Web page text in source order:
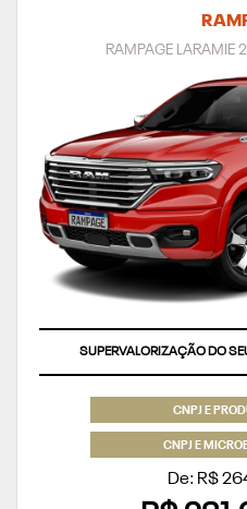
RAMPAGE LARAMIE
SUPERVALORIZAÇÃO DO
CNPJ E
CNPJ E
De: R$